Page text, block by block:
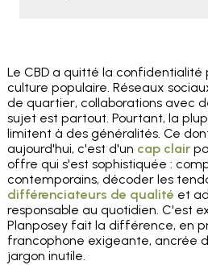
Le CBD a quitté la confidentialité
culture populaire. Réseaux
de quartier, collaborations avec
sujet est partout. Pourtant, la
limitent à des généralités. Ce
aujourd'hui, c'est d'un cap clair
offre qui s'est sophistiquée :
contemporains, décoder les
différenciateurs de qualité et
responsable au quotidien. C'est
Planposey fait la différence, en
francophone exigeante, ancrée
jargon inutile.